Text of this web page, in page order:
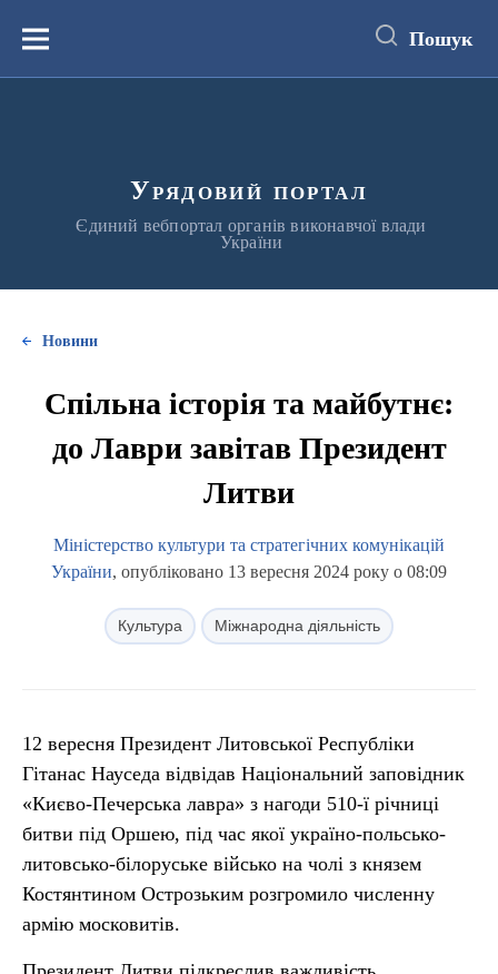
вмістуМеню Пошук
Урядовий портал
Єдиний вебпортал органів виконавчої влади
України
Новини
Спільна історія та майбутнє:
до Лаври завітав Президент
Литви
Міністерство культури та стратегічних комунікацій
України, опубліковано 13 вересня 2024 року о 08:09
Культура Міжнародна діяльність
12 вересня Президент Литовської Республіки
Гітанас Науседа відвідав Національний заповідник
«Києво-Печерська лавра» з нагоди 510-ї річниці
битви під Оршею, під час якої україно-польсько-
литовсько-білоруське військо на чолі з князем
Костянтином Острозьким розгромило численну
армію московитів.